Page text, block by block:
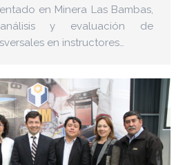
en Minera Las Bambas,
y evaluación de
en instructores…